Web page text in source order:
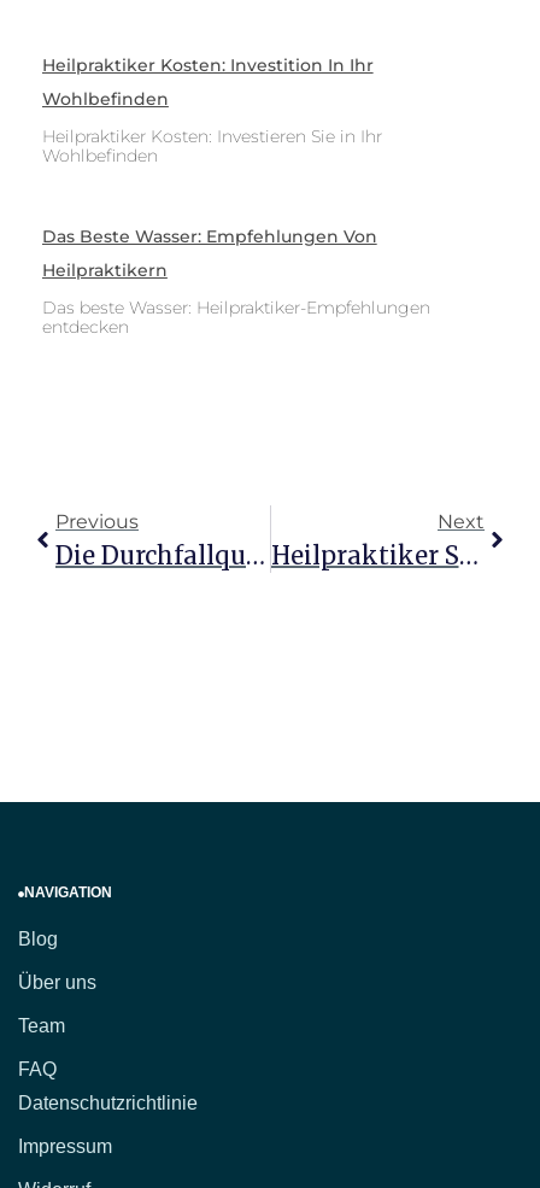
Heilpraktiker Kosten: Investition In Ihr
Wohlbefinden
Heilpraktiker Kosten: Investieren Sie in Ihr
Wohlbefinden
Das Beste Wasser: Empfehlungen Von
Heilpraktikern
Das beste Wasser: Heilpraktiker-Empfehlungen
entdecken
Previous
Die Durchfallquote Beim Heilpraktiker: Chancen Nutzen
Next
Heilpraktiker Sitzung: Was Sie Über Die Kosten Wissen Sollten
NAVIGATION
Blog
Über uns
Team
FAQ
Datenschutzrichtlinie
Impressum